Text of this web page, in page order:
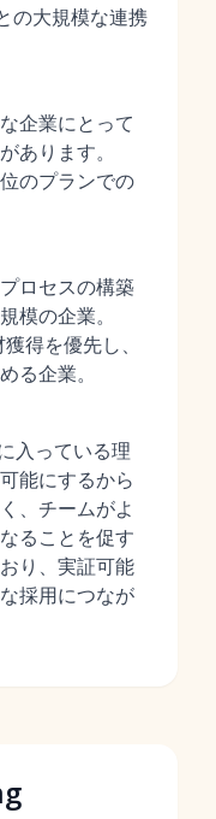
の大規模な連携
企業にとって
あります。
のプランでの
ロセスの構築
模の企業。
得を優先し、
る企業。
入っている理
能にするから
、チームがよ
ることを促す
り、実証可能
採用につなが